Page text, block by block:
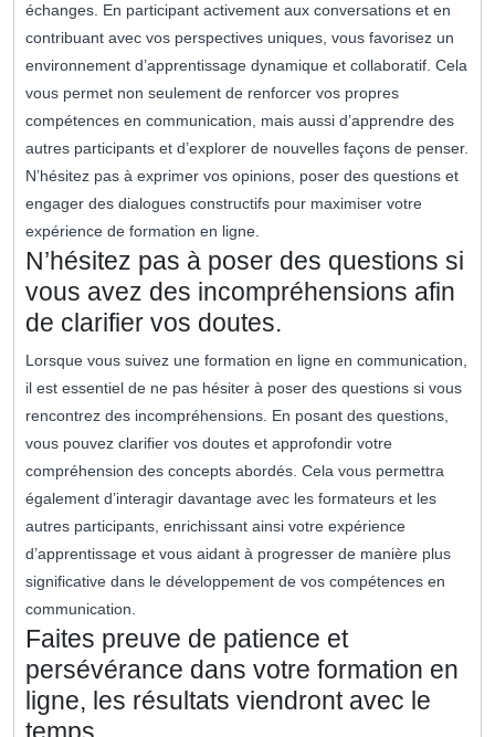
échanges. En participant activement aux conversations et en
contribuant avec vos perspectives uniques, vous favorisez un
environnement d’apprentissage dynamique et collaboratif. Cela
vous permet non seulement de renforcer vos propres
compétences en communication, mais aussi d’apprendre des
autres participants et d’explorer de nouvelles façons de penser.
N’hésitez pas à exprimer vos opinions, poser des questions et
engager des dialogues constructifs pour maximiser votre
expérience de formation en ligne.
N’hésitez pas à poser des questions si
vous avez des incompréhensions afin
de clarifier vos doutes.
Lorsque vous suivez une formation en ligne en communication,
il est essentiel de ne pas hésiter à poser des questions si vous
rencontrez des incompréhensions. En posant des questions,
vous pouvez clarifier vos doutes et approfondir votre
compréhension des concepts abordés. Cela vous permettra
également d’interagir davantage avec les formateurs et les
autres participants, enrichissant ainsi votre expérience
d’apprentissage et vous aidant à progresser de manière plus
significative dans le développement de vos compétences en
communication.
Faites preuve de patience et
persévérance dans votre formation en
ligne, les résultats viendront avec le